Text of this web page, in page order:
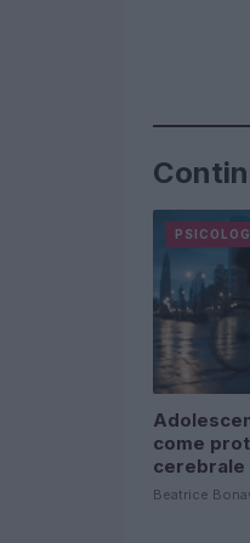
come
cerebrale
Beatrice